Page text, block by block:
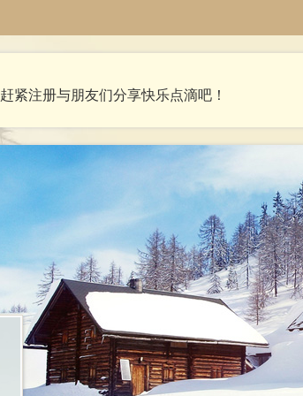
赶紧注册与朋友们分享快乐点滴吧！